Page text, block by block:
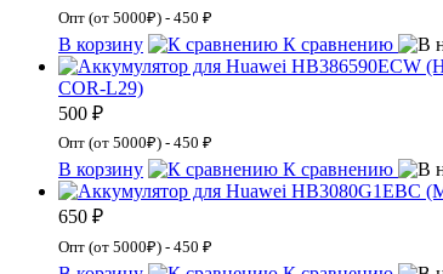
Опт (от 5000₽) - 450 ₽
В корзину К сравнению
COR-L29)
500 ₽
Опт (от 5000₽) - 450 ₽
В корзину К сравнению
650 ₽
Опт (от 5000₽) - 450 ₽